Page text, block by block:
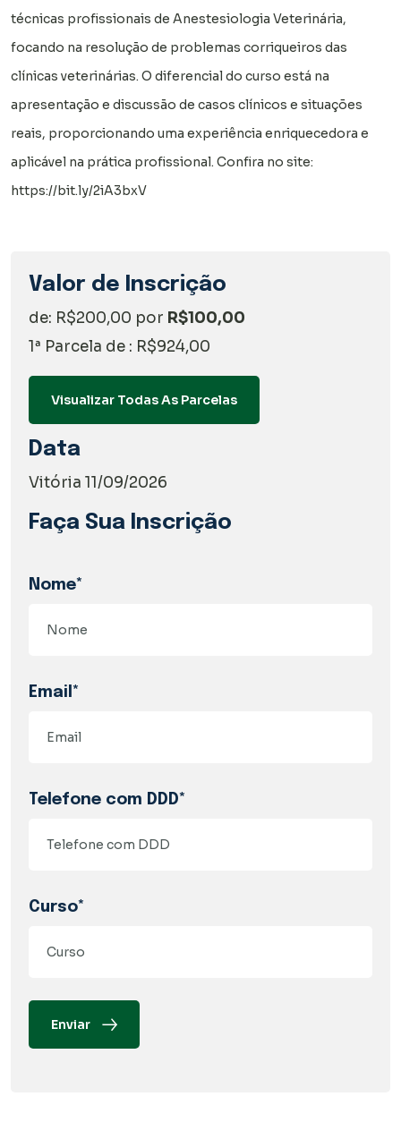
técnicas profissionais de Anestesiologia Veterinária,
focando na resolução de problemas corriqueiros das
clínicas veterinárias. O diferencial do curso está na
apresentação e discussão de casos clínicos e situações
reais, proporcionando uma experiência enriquecedora e
aplicável na prática profissional. Confira no site:
https://bit.ly/2iA3bxV
Valor de Inscrição
de: R$200,00 por R$100,00
1ª Parcela de : R$924,00
Visualizar Todas As Parcelas
Data
Vitória 11/09/2026
Faça Sua Inscrição
Nome*
Email*
Telefone com DDD*
Curso*
Enviar